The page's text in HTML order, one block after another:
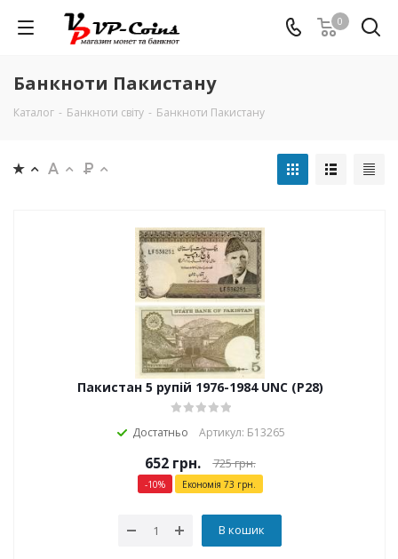
0
Банкноти Пакистану
Каталог - Банкноти світу - Банкноти Пакистану
Пакистан 5 рупій 1976-1984 UNC (P28)
Достатньо Артикул: Б13265
652грн. 725грн.
-10% Економія 73 грн.
В кошик